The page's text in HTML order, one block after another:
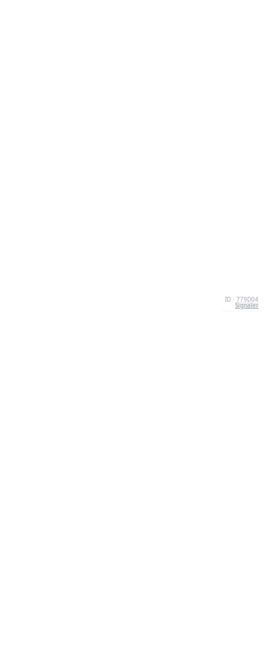
ID · 779D04
Signaler